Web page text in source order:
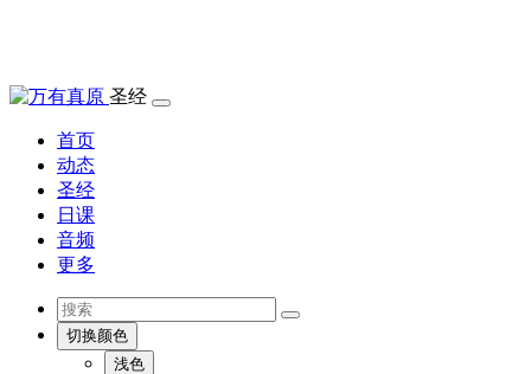
圣经
首页
动态
圣经
日课
音频
更多
切换颜色
浅色